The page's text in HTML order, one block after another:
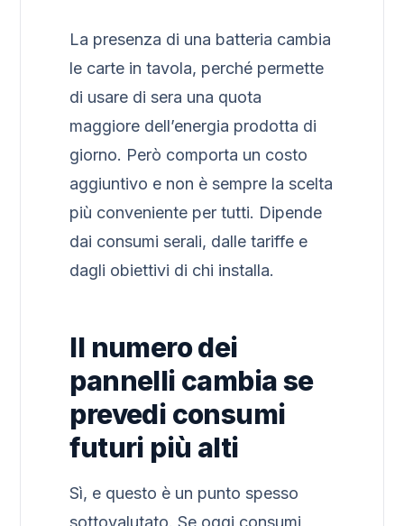
La presenza di una batteria cambia
le carte in tavola, perché permette
di usare di sera una quota
maggiore dell’energia prodotta di
giorno. Però comporta un costo
aggiuntivo e non è sempre la scelta
più conveniente per tutti. Dipende
dai consumi serali, dalle tariffe e
dagli obiettivi di chi installa.
Il numero dei
pannelli cambia se
prevedi consumi
futuri più alti
Sì, e questo è un punto spesso
sottovalutato. Se oggi consumi